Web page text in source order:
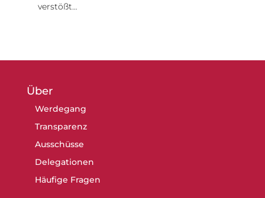
verstößt…
Über
Werdegang
Transparenz
Ausschüsse
Delegationen
Häufige Fragen